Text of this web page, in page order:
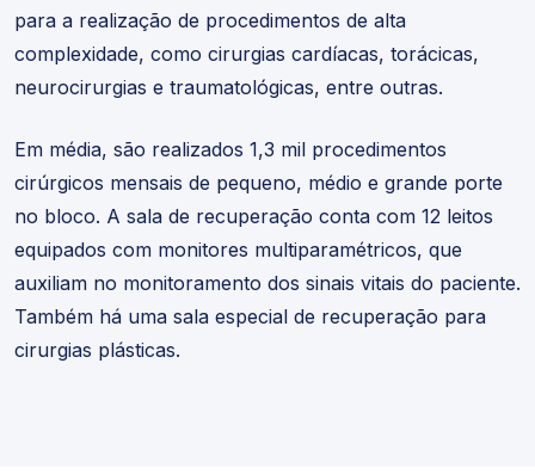
para a realização de procedimentos de alta
complexidade, como cirurgias cardíacas, torácicas,
neurocirurgias e traumatológicas, entre outras.
Em média, são realizados 1,3 mil procedimentos
cirúrgicos mensais de pequeno, médio e grande porte
no bloco. A sala de recuperação conta com 12 leitos
equipados com monitores multiparamétricos, que
auxiliam no monitoramento dos sinais vitais do paciente.
Também há uma sala especial de recuperação para
cirurgias plásticas.
Planos para empresas